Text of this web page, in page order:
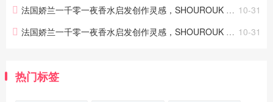
10-31
法国娇兰一千零一夜香水启发创作灵感，SHOUROUK RHAIEM倾情诚献 2024娇兰圣诞节日系列
10-31
法国娇兰一千零一夜香水启发创作灵感，SHOUROUK RHAIEM倾情诚献 2024娇兰圣诞节日系列
热门标签